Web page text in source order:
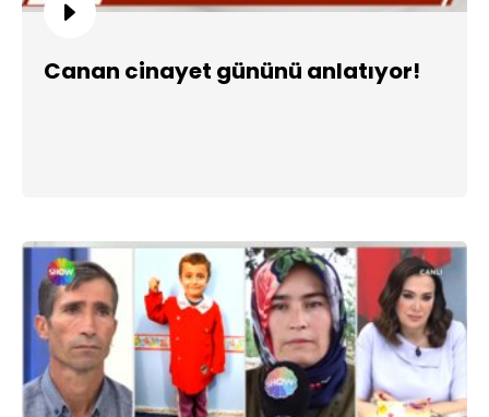
Canan cinayet gününü anlatıyor!